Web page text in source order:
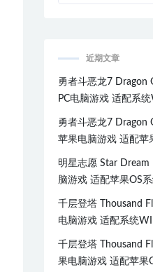
近期文章
勇者斗恶龙7 Dragon
PC电脑游戏 适配系
勇者斗恶龙7 Dragon
苹果电脑游戏 适配苹
明星志愿 Star
脑游戏 适配苹果OS
千层登塔 Thousand
电脑游戏 适配系统
千层登塔 Thousand
果电脑游戏 适配苹果